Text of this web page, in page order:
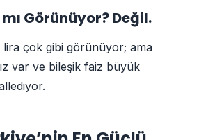
Görünüyor? Değil.
çok gibi görünüyor; ama
var ve bileşik faiz büyük